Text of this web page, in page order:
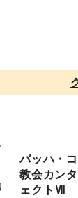
バッハ・
教会カン
ェクトⅦ